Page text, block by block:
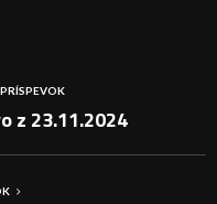
z 23.11.2024